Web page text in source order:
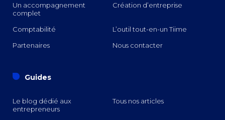
Un accompagnement
complet
Création d’entreprise
Comptabilité
L’outil tout-en-un Tiime
Partenaires
Nous contacter
o Guides
Le blog dédié aux
entrepreneurs
Tous nos articles